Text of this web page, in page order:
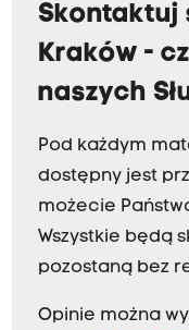
Skontaktuj
Kraków -
naszych
Pod każdym
dostępny jest
możecie
Wszystkie będą
pozostaną bez
Opinie można